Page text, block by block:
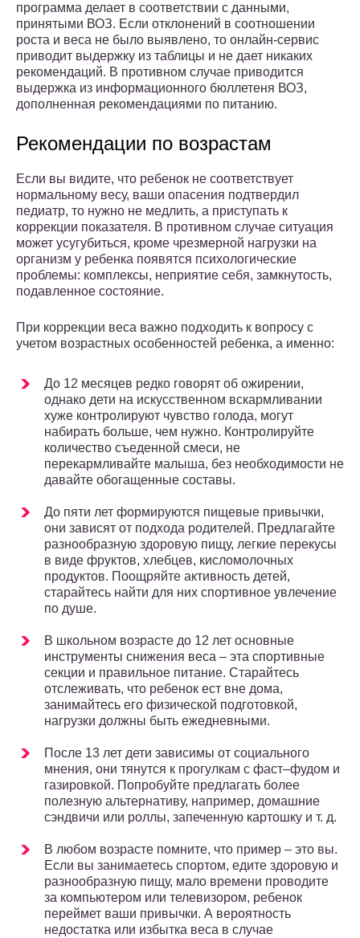
программа делает в соответствии с данными,
принятыми ВОЗ. Если отклонений в соотношении
роста и веса не было выявлено, то онлайн-сервис
приводит выдержку из таблицы и не дает никаких
рекомендаций. В противном случае приводится
выдержка из информационного бюллетеня ВОЗ,
дополненная рекомендациями по питанию.
Рекомендации по возрастам
Если вы видите, что ребенок не соответствует
нормальному весу, ваши опасения подтвердил
педиатр, то нужно не медлить, а приступать к
коррекции показателя. В противном случае ситуация
может усугубиться, кроме чрезмерной нагрузки на
организм у ребенка появятся психологические
проблемы: комплексы, неприятие себя, замкнутость,
подавленное состояние.
При коррекции веса важно подходить к вопросу с
учетом возрастных особенностей ребенка, а именно:
До 12 месяцев редко говорят об ожирении,
однако дети на искусственном вскармливании
хуже контролируют чувство голода, могут
набирать больше, чем нужно. Контролируйте
количество съеденной смеси, не
перекармливайте малыша, без необходимости не
давайте обогащенные составы.
До пяти лет формируются пищевые привычки,
они зависят от подхода родителей. Предлагайте
разнообразную здоровую пищу, легкие перекусы
в виде фруктов, хлебцев, кисломолочных
продуктов. Поощряйте активность детей,
старайтесь найти для них спортивное увлечение
по душе.
В школьном возрасте до 12 лет основные
инструменты снижения веса – эта спортивные
секции и правильное питание. Старайтесь
отслеживать, что ребенок ест вне дома,
занимайтесь его физической подготовкой,
нагрузки должны быть ежедневными.
После 13 лет дети зависимы от социального
мнения, они тянутся к прогулкам с фаст–фудом и
газировкой. Попробуйте предлагать более
полезную альтернативу, например, домашние
сэндвичи или роллы, запеченную картошку и т. д.
В любом возрасте помните, что пример – это вы.
Если вы занимаетесь спортом, едите здоровую и
разнообразную пищу, мало времени проводите
за компьютером или телевизором, ребенок
переймет ваши привычки. А вероятность
недостатка или избытка веса в случае